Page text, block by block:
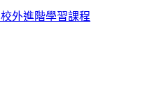
外進階學習課程